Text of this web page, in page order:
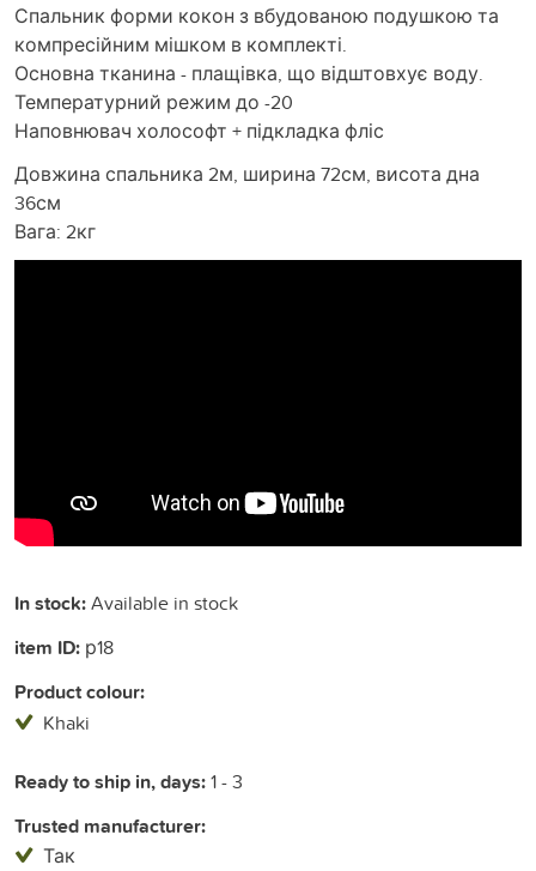
Спальник форми кокон з вбудованою подушкою та
компресійним мішком в комплекті.
Основна тканина - плащівка, що відштовхує воду.
Температурний режим до -20
Наповнювач холософт + підкладка фліс
Довжина спальника 2м, ширина 72см, висота дна
36см
Вага: 2кг
In stock:Available in stock
item ID: р18
Product colour:
Khaki
Ready to ship in, days:1 - 3
Trusted manufacturer:
Так